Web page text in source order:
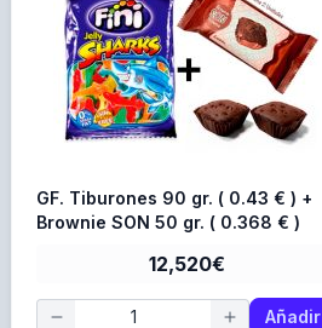
GF. Tiburones 90 gr. ( 0.43 € ) +
Brownie SON 50 gr. ( 0.368 € )
12,520€
Añadir